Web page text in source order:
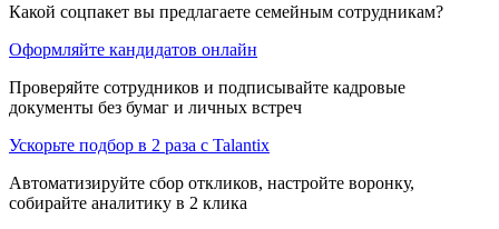
Какой соцпакет вы предлагаете семейным сотрудникам?
Оформляйте кандидатов онлайн
Проверяйте сотрудников и подписывайте кадровые
документы без бумаг и личных встреч
Ускорьте подбор в 2 раза с Talantix
Автоматизируйте сбор откликов, настройте воронку,
собирайте аналитику в 2 клика